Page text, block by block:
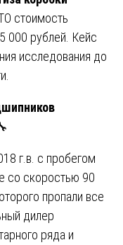
стоимость
000 рублей. Кейс
исследования до
г.в. с пробегом
со скоростью 90
пропали все
дилер
ряда и